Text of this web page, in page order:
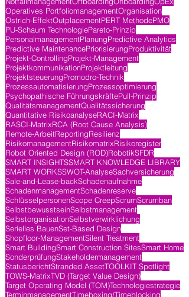
Operatives PortfoliomanagementOrganisation
Ostrich-EffektOutplacementPERT MethodePMO
PU-Schaum TechnologiePareto-Prinzip
PersonalmanagementPlanungPredictive Analytics
Predictive MaintenancePriorisierungProduktivität
Projekt-ControllingProjekt-Management
ProjektkommunikationProjektleitung
ProjektsteuerungPromodro-Technik
ProzessautomatisierungProzessoptimierung
Psychopathische FührungskräftePull-Prinzip
QualitätsmanagementQualitätssicherung
Quantitative RisikoanalyseRACI-Matrix
RASCI-MatrixRCA (Root Cause Analysis)
Remote-ArbeitReportingResilienz
RisikomanagementRisikomatrixRisikoregister
Robot Oriented Design (ROD)RobotikSFDR
SMART INSIGHTSSMART KNOWLEDGE LIBRARY
SMART WORKSSWOT-AnalyseSachversicherung
Sale-and-Lease-backSchadenaufnahme
SchadenmanagementSchadenreserve
SchlüsselpersonenScope CreepScrumScrumban
SelbstbewusstseinSelbstmanagement
SelbstorganisationSelbstverwirklichung
Serielles BauenSet-Based Design
Shopfloor-ManagementSilent Treatment
Smart BuildingSmart Construction SitesSmart Home
SonderprüfungStakeholdermanagement
StatusberichtStranded AssetTOOLKIT Spotlight
TOWS-MatrixTVD (Target Value Design)
Target Operating Model (TOM)Technologiestrategie
TerminmanagementTimeboxing/Timeblocking